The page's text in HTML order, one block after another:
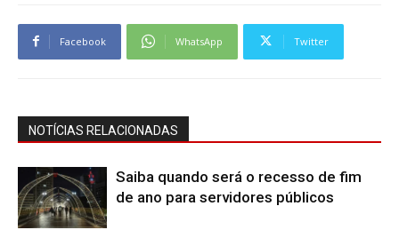
Facebook WhatsApp Twitter
NOTÍCIAS RELACIONADAS
Saiba quando será o recesso de fim
de ano para servidores públicos